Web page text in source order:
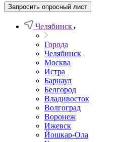
Запросить опросный лист
Челябинск
Города
Челябинск
Москва
Истра
Барнаул
Белгород
Владивосток
Волгоград
Воронеж
Ижевск
Йошкар-Ола